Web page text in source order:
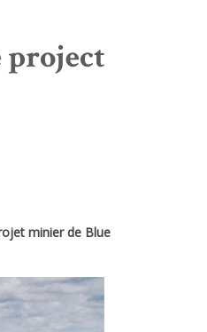
project
minier de Blue